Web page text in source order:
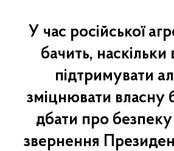
У час російської
бачить,
підтримувати
зміцнювати власну
дбати про безпеку
звернення